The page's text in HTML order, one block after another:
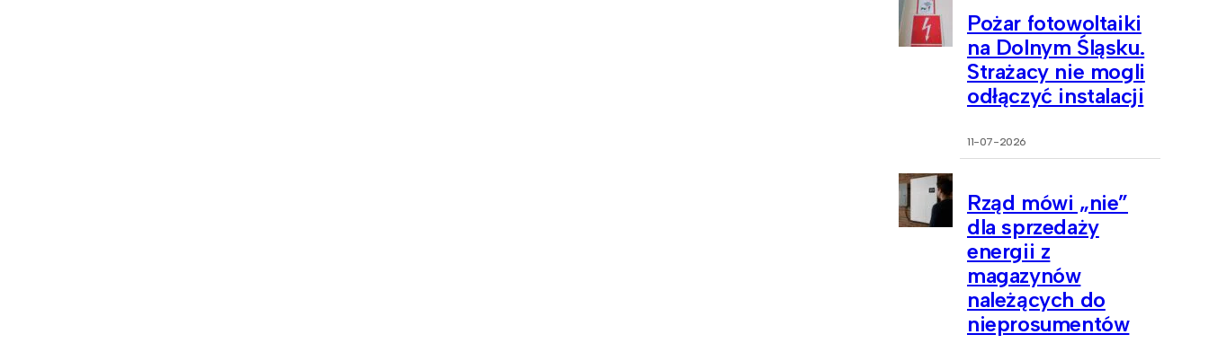
Pożar fotowoltaiki
na Dolnym Śląsku.
Strażacy nie mogli
odłączyć instalacji
11-07-2026
Rząd mówi „nie”
dla sprzedaży
energii z
magazynów
należących do
nieprosumentów